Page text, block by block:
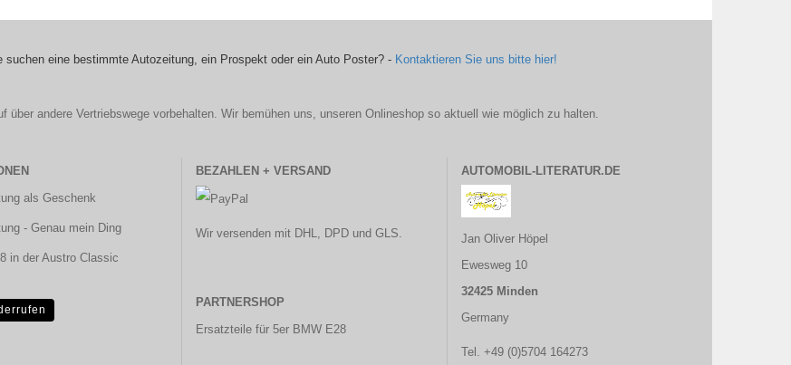
eine bestimmte Autozeitung, ein Prospekt oder ein Auto Poster? - Kontaktieren Sie uns bitte hier!
über andere Vertriebswege vorbehalten. Wir bemühen uns, unseren Onlineshop so aktuell wie möglich zu halten.
als Geschenk
- Genau mein Ding
in der Austro Classic
BEZAHLEN + VERSAND
Wir versenden mit DHL, DPD und GLS.
PARTNERSHOP
Ersatzteile für 5er BMW E28
AUTOMOBIL-LITERATUR.DE
Jan Oliver Höpel
Ewesweg 10
32425 Minden
Germany
Tel. +49 (0)5704 164273